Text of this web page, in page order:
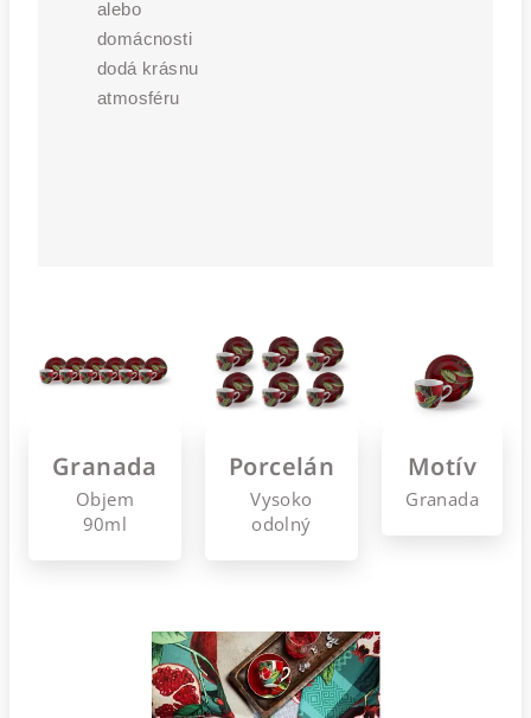
alebo
domácnosti
dodá krásnu
atmosféru
Granada
Objem
90ml
Porcelán
Vysoko
odolný
Motív
Granada